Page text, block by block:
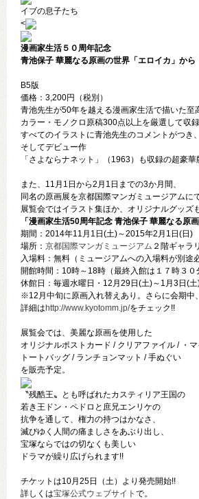
イブの息子たち
<
漫画家生活５０周年記念
青池保子 華麗なる原画の世界「エロイカ」から
B5版
価格：3,200円（税別）
青池先生が50年を越える漫画家生活で描いた至
カラー・モノクロ原稿300点以上を厳選して収録
すべてのイラストに青池先生のコメントがつき、
そしてデビュー作
「さよならナネット」（1963）も収録の超豪華
また、11月1日から2月1日までの3か月間、
同名の原画展を京都国際マンガミュージアムに
展覧会ではイラスト集ほか、オリジナルグッズ
「漫画家生活50周年記念 青池保子 華麗なる原
期間：2014年11月1日(土)～2015年2月1日(日)
場所： 京都国際マンガミュージアム ２階ギャラ
入場料：無料（ミュージアムへの入場料が別途
開館時間：10時～18時（最終入館は１７時３０
休館日：毎週水曜日・12月29日(土)～1月3日(土
※12月中旬に原画入れ替えあり。さらに会期中
詳細は http://www.kyotomm.jp/をチェック!!
展覧会では、美麗な原画を使用した
オリジナルポストカード / クリアファイル / ・
トートバッグ / ランチョンマット / 手ぬぐい
を販売予定。
〝残酷王〟とも呼ばれたカスティリア王国の
若き王ドン・ペドロと庶兄エンリケの
抗争を通して、権力の持つはかなさ、
滅びゆく人間の痛ましさをあぶり出し、
宝塚ならではの切なくも美しい
ドラマが繰り広げられます!!
チケットは10月25日（土）より発売開始!!
詳しくは宝塚公式ウェブサイト で。